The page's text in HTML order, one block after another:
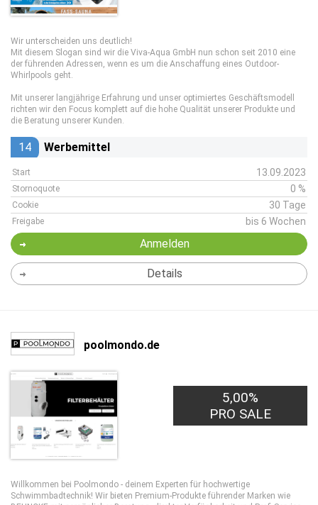
Wir unterscheiden uns deutlich!
Mit diesem Slogan sind wir die Viva-Aqua GmbH nun schon seit 2010 eine
der führenden Adressen, wenn es um die Anschaffung eines Outdoor-
Whirlpools geht.
Mit unserer langjährige Erfahrung und unser optimiertes Geschäftsmodell
richten wir den Focus komplett auf die hohe Qualität unserer Produkte und
die Beratung unserer Kunden.
14 Werbemittel
Start 13.09.2023
Stornoquote 0 %
Cookie 30 Tage
Freigabe bis 6 Wochen
Anmelden
Details
poolmondo.de
5,00%
PRO SALE
Willkommen bei Poolmondo - deinem Experten für hochwertige
Schwimmbadtechnik! Wir bieten Premium-Produkte führender Marken wie